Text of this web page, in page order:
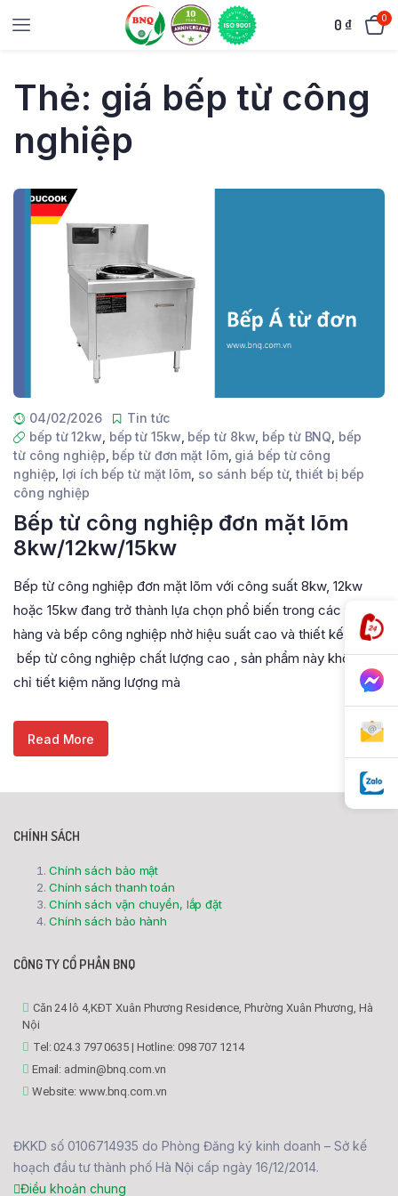
0 ₫ 0
Thẻ: giá bếp từ công
nghiệp
04/02/2026
Tin tức
bếp từ 12kw bếp từ 15kw bếp từ 8kw bếp từ BNQ bếp
từ công nghiệp bếp từ đơn mặt lõm, giá bếp từ công
nghiệp lợi ích bếp từ mặt lõm so sánh bếp từ,thiết bị bếp
công nghiệp
Bếp từ công nghiệp đơn mặt lõm
8kw/12kw/15kw
Bếp từ công nghiệp đơn mặt lõm với công suất 8kw, 12kw
hoặc 15kw đang trở thành lựa chọn phổ biến trong các nhà
hàng và bếp công nghiệp nhờ hiệu suất cao và thiết kế tối ưu.
bếp từ công nghiệp chất lượng cao , sản phẩm này không
chỉ tiết kiệm năng lượng mà
Read More
CHÍNH SÁCH
Chính sách bảo mật
Chính sách thanh toán
Chính sách vận chuyển, lắp đặt
Chính sách bảo hành
CÔNG TY CỔ PHẦN BNQ
Căn 24 lô 4,KĐT Xuân Phương Residence, Phường Xuân Phương, Hà
Nội
Tel: 024.3 797 0635 | Hotline: 098 707 1214
Email: admin@bnq.com.vn
Website: www.bnq.com.vn
ĐKKD số 0106714935 do Phòng Đăng ký kinh doanh – Sở kế
hoạch đầu tư thành phố Hà Nội cấp ngày 16/12/2014.
Điều khoản chung